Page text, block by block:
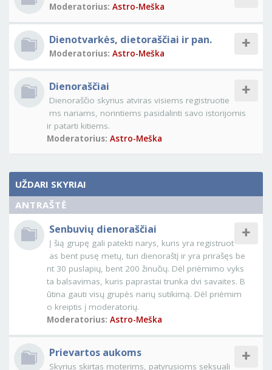
Moderatorius: Astro-Meška
Dienotvarkės, dietoraščiai ir pan.
Moderatorius: Astro-Meška
Dienoraščiai
Dienoraščio skyrius atviras visiems registruotie
ms nariams, norintiems pasidalinti savo istorijomis
ir patarti kitiems.
Moderatorius: Astro-Meška
UŽDARI SKYRIAI
ANTRAŠTĖ
Senbuvių dienoraščiai
Į šią grupę gali patekti narys, kuris yra registruot
as bent pusę metų, turi dienoraštį ir yra prirašęs be
nt 30 puslapių, bent 200 žinučių. Dėl priėmimo vyks
ta balsavimas, kuris paprastai trunka dvi savaites. B
ūtina gauti visų grupės narių sutikimą. Dėl priėmim
o kreiptis į moderatorių.
Moderatorius: Astro-Meška
Prievartos aukoms
Skyrius skirtas moterims, patyrusioms seksuali